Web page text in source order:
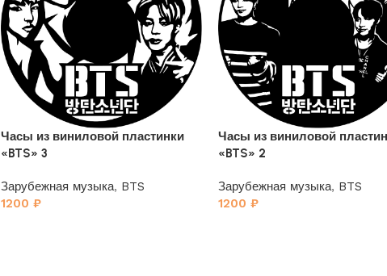
Часы из виниловой пластинки
«BTS» 3
Зарубежная музыка, BTS
1200 ₽
Часы из виниловой
«BTS» 2
Зарубежная музыка, BTS
1200 ₽